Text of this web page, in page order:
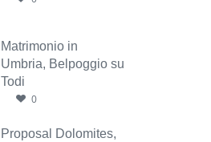
Matrimonio in
Umbria, Belpoggio su
Todi
0
Proposal Dolomites,